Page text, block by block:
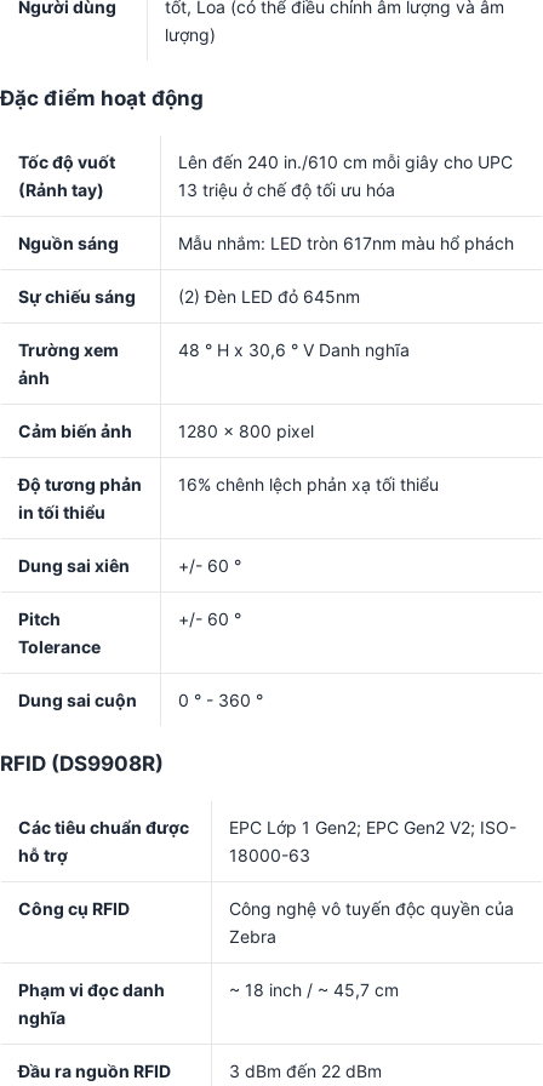
Người dùng
tốt, Loa (có thể điều chỉnh âm lượng và âm
lượng)
Đặc điểm hoạt động
Tốc độ vuốt
(Rảnh tay)
Lên đến 240 in./610 cm mỗi giây cho UPC
13 triệu ở chế độ tối ưu hóa
Nguồn sáng Mẫu nhắm: LED tròn 617nm màu hổ phách
Sự chiếu sáng (2) Đèn LED đỏ 645nm
Trường xem
ảnh
48 ° H x 30,6 ° V Danh nghĩa
Cảm biến ảnh 1280 x 800 pixel
Độ tương phản
in tối thiểu
16% chênh lệch phản xạ tối thiểu
Dung sai xiên +/- 60 °
Pitch
Tolerance
+/- 60 °
Dung sai cuộn 0 ° - 360 °
RFID (DS9908R)
Các tiêu chuẩn được
hỗ trợ
EPC Lớp 1 Gen2; EPC Gen2 V2; ISO-
18000-63
Công cụ RFID
Công nghệ vô tuyến độc quyền của
Zebra
Phạm vi đọc danh
nghĩa
~ 18 inch / ~ 45,7 cm
Đầu ra nguồn RFID 3 dBm đến 22 dBm